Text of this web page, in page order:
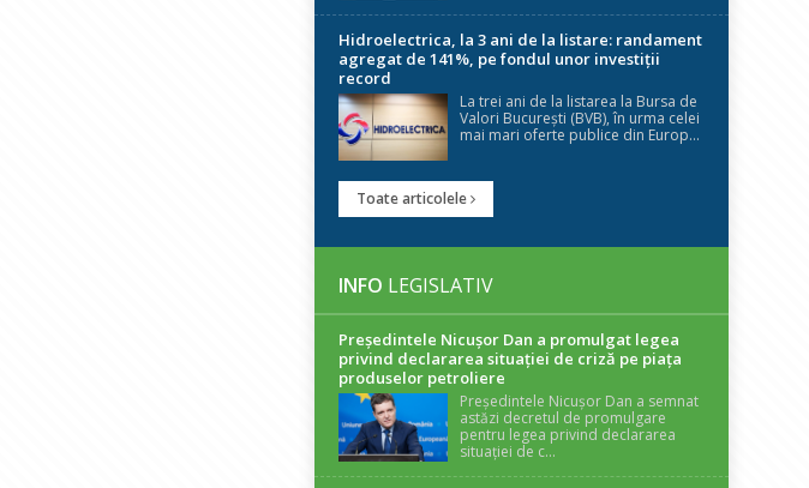
Hidroelectrica, la 3 ani de la listare: randament
agregat de 141%, pe fondul unor investiții
record
La trei ani de la listarea la Bursa de
Valori București (BVB), în urma celei
mai mari oferte publice din Europ...
Toate articolele
INFO LEGISLATIV
Președintele Nicuşor Dan a promulgat legea
privind declararea situaţiei de criză pe piaţa
produselor petroliere
Președintele Nicușor Dan a semnat
astăzi decretul de promulgare
pentru legea privind declararea
situației de c...